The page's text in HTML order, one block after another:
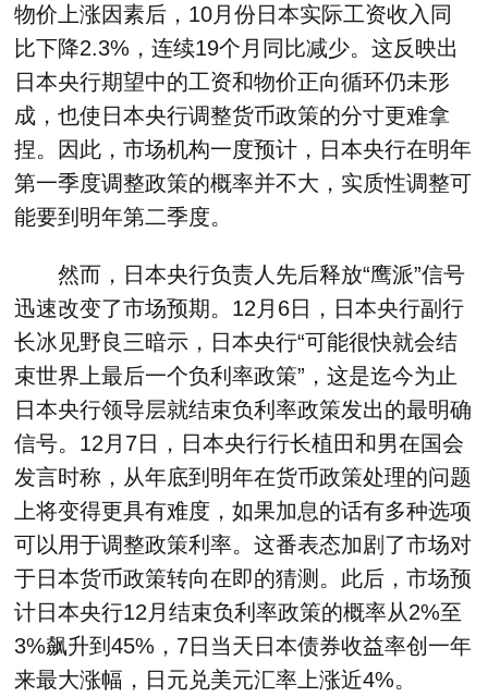
物价上涨因素后，10月份日本实际工资收入同
比下降2.3%，连续19个月同比减少。这反映出
日本央行期望中的工资和物价正向循环仍未形
成，也使日本央行调整货币政策的分寸更难拿
捏。因此，市场机构一度预计，日本央行在明年
第一季度调整政策的概率并不大，实质性调整可
能要到明年第二季度。
然而，日本央行负责人先后释放“鹰派”信号
迅速改变了市场预期。12月6日，日本央行副行
长冰见野良三暗示，日本央行“可能很快就会结
束世界上最后一个负利率政策”，这是迄今为止
日本央行领导层就结束负利率政策发出的最明确
信号。12月7日，日本央行行长植田和男在国会
发言时称，从年底到明年在货币政策处理的问题
上将变得更具有难度，如果加息的话有多种选项
可以用于调整政策利率。这番表态加剧了市场对
于日本货币政策转向在即的猜测。此后，市场预
计日本央行12月结束负利率政策的概率从2%至
3%飙升到45%，7日当天日本债券收益率创一年
来最大涨幅，日元兑美元汇率上涨近4%。